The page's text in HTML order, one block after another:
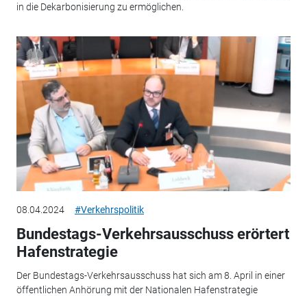
in die Dekarbonisierung zu ermöglichen.
08.04.2024 #Verkehrspolitik
Bundestags-Verkehrsausschuss erörtert
Hafenstrategie
Der Bundestags-Verkehrsausschuss hat sich am 8. April in einer
öffentlichen Anhörung mit der Nationalen Hafenstrategie